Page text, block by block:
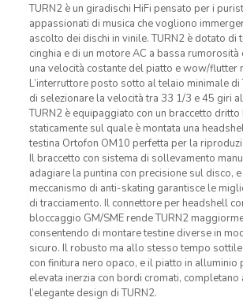
TURN2 è un giradischi HiFi pensato per i
appassionati di musica che vogliono
ascolto dei dischi in vinile. TURN2 è dotato di
cinghia e di un motore AC a bassa rumorosità
una velocità costante del piatto e wow/flutter
L’interruttore posto sotto al telaio minimale di
di selezionare la velocità tra 33 1/3 e 45 giri
TURN2 è equipaggiato con un braccetto dritto
staticamente sul quale è montata una
testina Ortofon OM10 perfetta per la
Il braccetto con sistema di sollevamento
adagiare la puntina con precisione sul disco, e
meccanismo di anti-skating garantisce le
di tracciamento. Il connettore per headshell
bloccaggio GM/SME rende TURN2
consentendo di montare testine diverse in
sicuro. Il robusto ma allo stesso tempo
con finitura nero opaco, e il piatto in alluminio
elevata inerzia con bordi cromati,
l’elegante design di TURN2.